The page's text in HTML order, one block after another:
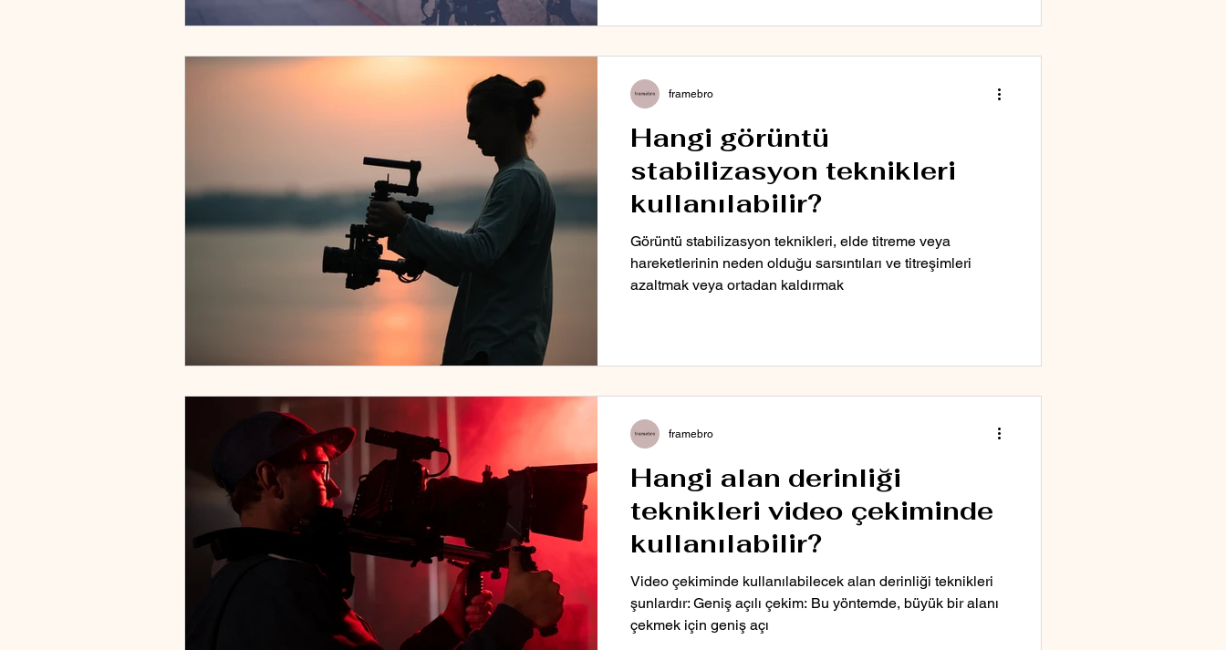
Hangi görüntü
stabilizasyon teknikleri
kullanılabilir?
Görüntü stabilizasyon teknikleri, elde titreme veya
hareketlerinin neden olduğu sarsıntıları ve titreşimleri
azaltmak veya ortadan kaldırmak
framebro
Hangi alan derinliği
teknikleri video çekiminde
kullanılabilir?
Video çekiminde kullanılabilecek alan derinliği teknikleri
şunlardır: Geniş açılı çekim: Bu yöntemde, büyük bir alanı
çekmek için geniş açı
framebro